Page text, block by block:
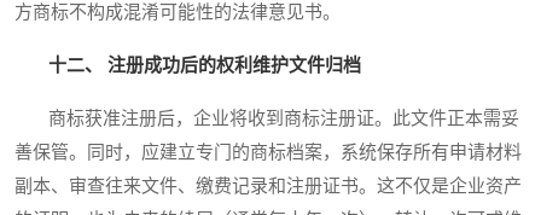
方商标不构成混淆可能性的法律意见书。
十二、 注册成功后的权利维护文件归档
商标获准注册后，企业将收到商标注册证。此文件正本需妥
善保管。同时，应建立专门的商标档案，系统保存所有申请材料
副本、审查往来文件、缴费记录和注册证书。这不仅是企业资产